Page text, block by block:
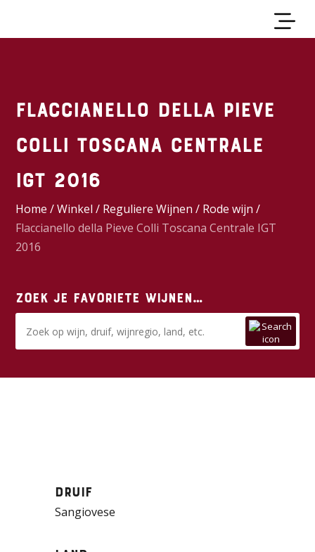
Flaccianello della Pieve
Colli Toscana Centrale
IGT 2016
Home /Winkel / Reguliere Wijnen / Rode wijn /
Flaccianello della Pieve Colli Toscana Centrale IGT
2016
Zoek je favoriete wijnen…
Druif
Sangiovese